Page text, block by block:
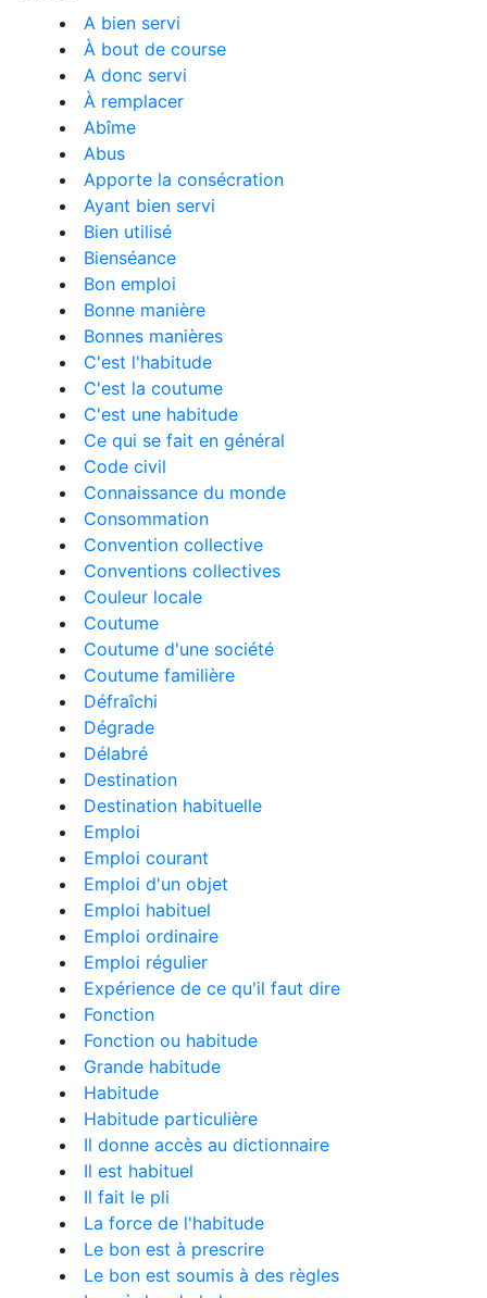
A bien servi
À bout de course
A donc servi
À remplacer
Abîme
Abus
Apporte la consécration
Ayant bien servi
Bien utilisé
Bienséance
Bon emploi
Bonne manière
Bonnes manières
C'est l'habitude
C'est la coutume
C'est une habitude
Ce qui se fait en général
Code civil
Connaissance du monde
Consommation
Convention collective
Conventions collectives
Couleur locale
Coutume
Coutume d'une société
Coutume familière
Défraîchi
Dégrade
Délabré
Destination
Destination habituelle
Emploi
Emploi courant
Emploi d'un objet
Emploi habituel
Emploi ordinaire
Emploi régulier
Expérience de ce qu'il faut dire
Fonction
Fonction ou habitude
Grande habitude
Habitude
Habitude particulière
Il donne accès au dictionnaire
Il est habituel
Il fait le pli
La force de l'habitude
Le bon est à prescrire
Le bon est soumis à des règles